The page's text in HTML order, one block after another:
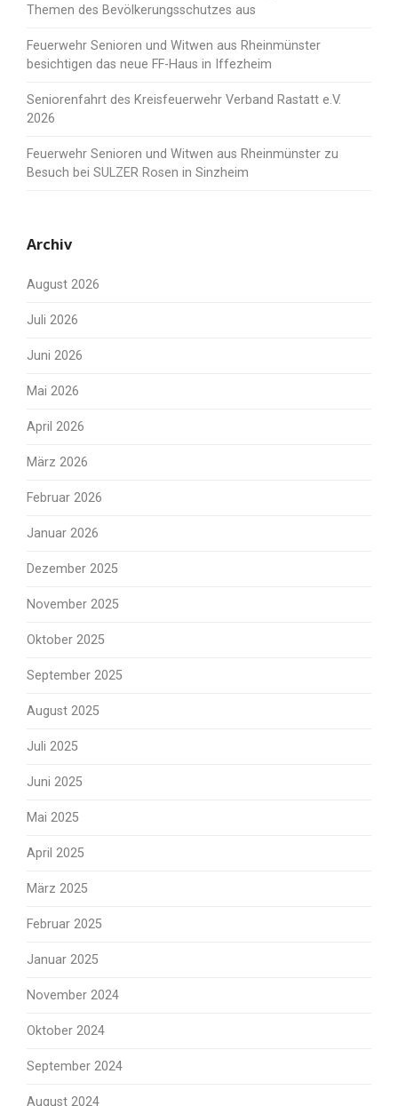
Themen des Bevölkerungsschutzes aus
Feuerwehr Senioren und Witwen aus Rheinmünster
besichtigen das neue FF-Haus in Iffezheim
Seniorenfahrt des Kreisfeuerwehr Verband Rastatt e.V.
2026
Feuerwehr Senioren und Witwen aus Rheinmünster zu
Besuch bei SULZER Rosen in Sinzheim
Archiv
August 2026
Juli 2026
Juni 2026
Mai 2026
April 2026
März 2026
Februar 2026
Januar 2026
Dezember 2025
November 2025
Oktober 2025
September 2025
August 2025
Juli 2025
Juni 2025
Mai 2025
April 2025
März 2025
Februar 2025
Januar 2025
November 2024
Oktober 2024
September 2024
August 2024